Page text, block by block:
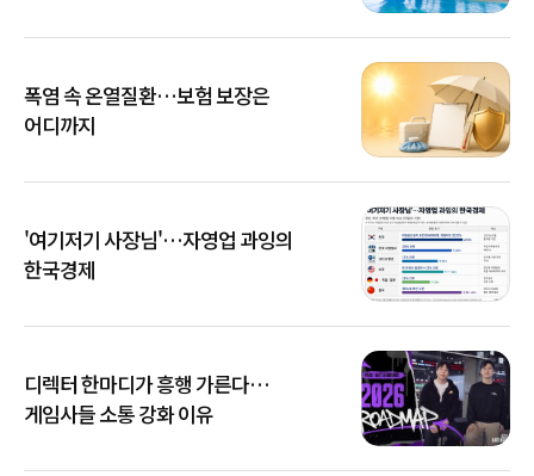
폭염 속 온열질환…보험 보장은
어디까지
'여기저기 사장님'…자영업 과잉의
한국경제
디렉터 한마디가 흥행 가른다…
게임사들 소통 강화 이유